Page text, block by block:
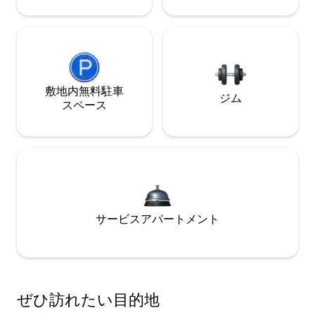
敷地内無料駐⁠車
ス⁠ペ⁠ー⁠ス
ジム
サービスアパートメント
ぜひ訪⁠れ⁠た⁠い目⁠的⁠地